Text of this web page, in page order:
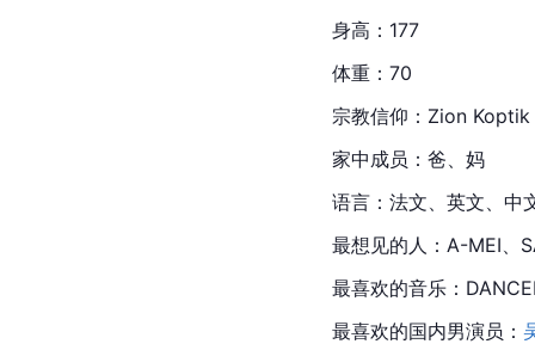
身高：177
体重：70
宗教信仰：Zion
家中成员：爸、妈
语言：法文、英文、中
最想见的人：A-MEI、
最喜欢的音乐：
最喜欢的国内男演员：